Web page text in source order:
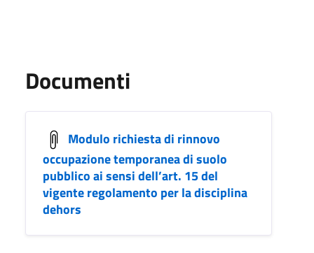
Documenti
Modulo richiesta di rinnovo
occupazione temporanea di suolo
pubblico ai sensi dell’art. 15 del
vigente regolamento per la disciplina
dehors